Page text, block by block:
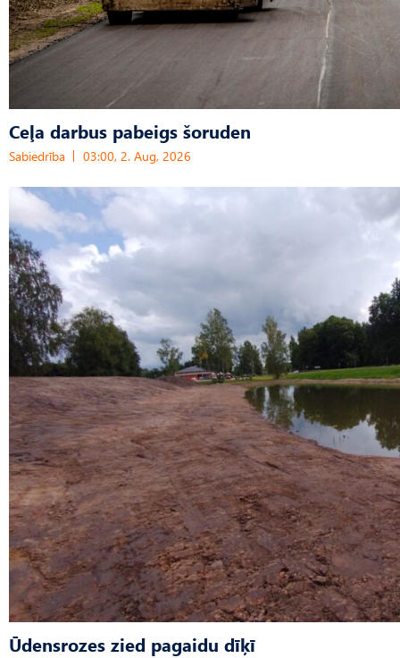
Ceļa darbus pabeigs šoruden
Sabiedrība 03:00, 2. Aug, 2026
Ūdensrozes zied pagaidu dīķī